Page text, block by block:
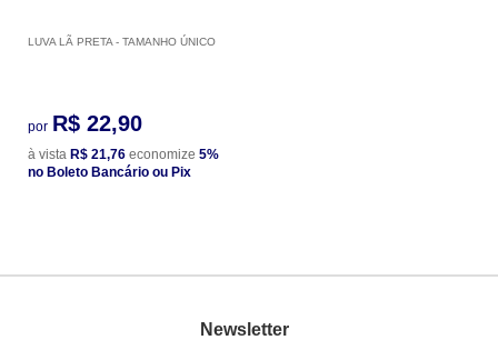
LUVA LÃ PRETA - TAMANHO ÚNICO
por R$ 22,90
à vista R$ 21,76 economize 5%
no Boleto Bancário ou Pix
Newsletter